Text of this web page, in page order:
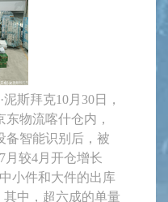
斯拜克10月30日，
物流喀什仓内，
备智能识别后，被
月较4月开仓增长
小件和大件的出库
其中，超六成的单量